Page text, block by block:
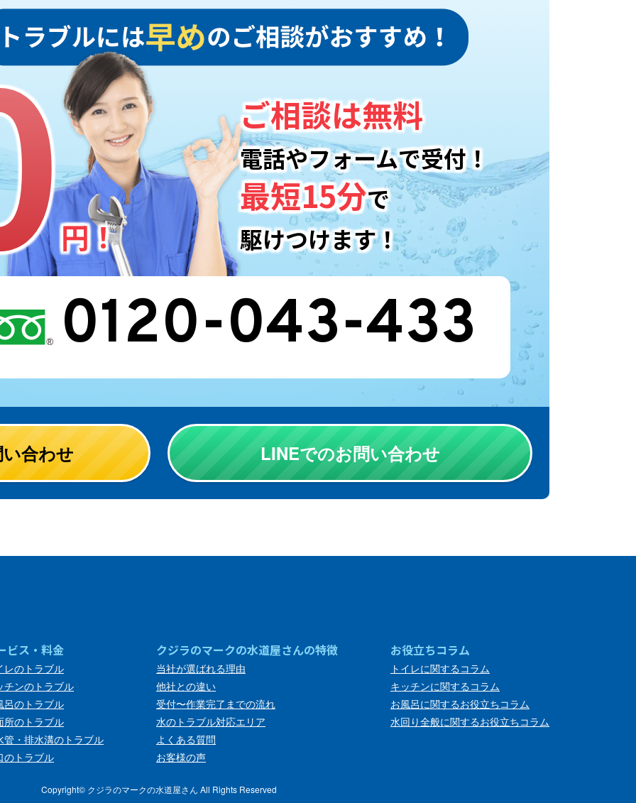
円！
ご相談は無料
電話やフォームで受付！
最短15分で
駆けつけます！
0120-043-433
合わせ LINEでのお問い合わせ
ビス・料金
レのトラブル
チンのトラブル
呂のトラブル
所のトラブル
管・排水溝のトラブル
のトラブル
クジラのマークの水道屋さんの特徴
当社が選ばれる理由
他社との違い
受付〜作業完了までの流れ
水のトラブル対応エリア
よくある質問
お客様の声
お役立ちコラム
トイレに関するコラム
キッチンに関するコラム
お風呂に関するお役立ちコラム
水回り全般に関するお役立ちコラム
Copyright©︎ クジラのマークの水道屋さん All Rights Reserved